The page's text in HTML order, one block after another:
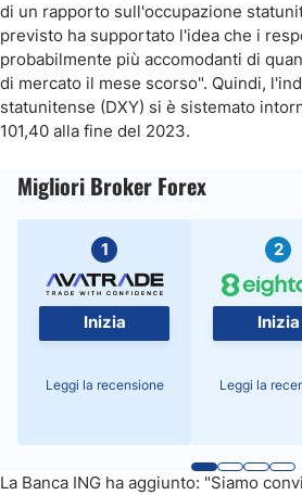
di un rapporto sull'occupazione
previsto ha supportato l'idea che i
probabilmente più accomodanti di
di mercato il mese scorso". Quindi,
statunitense (DXY) si è sistemato
101,40 alla fine del 2023.
Migliori Broker Forex
1
Inizia
Leggi la recensione
2
Inizia
Leggi la
La Banca ING ha aggiunto: "Siamo